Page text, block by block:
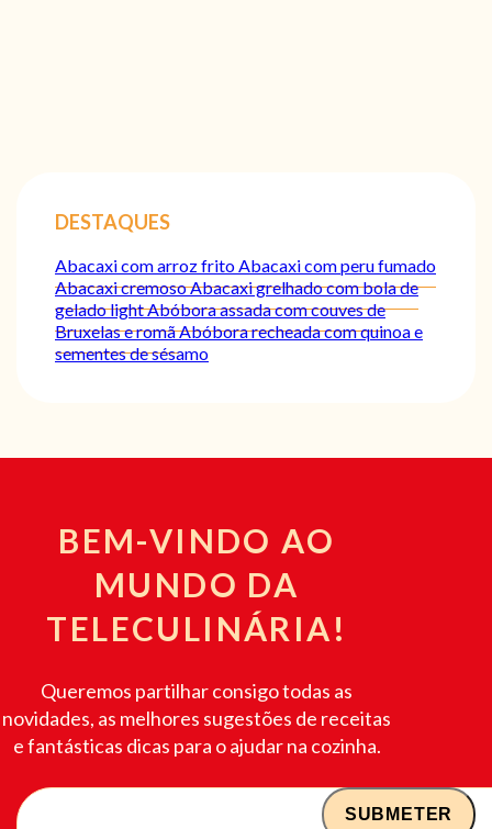
DESTAQUES
Abacaxi com arroz fritoAbacaxi com peru fumado
Abacaxi cremosoAbacaxi grelhado com bola de
gelado lightAbóbora assada com couves de
Bruxelas e romãAbóbora recheada com quinoa e
sementes de sésamo
BEM-VINDO AO
MUNDO DA
TELECULINÁRIA!
Queremos partilhar consigo todas as
novidades, as melhores sugestões de receitas
e fantásticas dicas para o ajudar na cozinha.